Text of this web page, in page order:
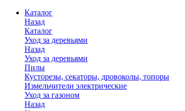
Каталог
Назад
Каталог
Уход за деревьями
Назад
Уход за деревьями
Пилы
Кусторезы, секаторы, дровоколы, топоры
Измельчители электрические
Уход за газоном
Назад